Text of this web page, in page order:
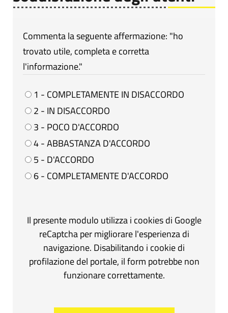
Commenta la seguente affermazione: "ho
trovato utile, completa e corretta
l'informazione."
1 - COMPLETAMENTE IN DISACCORDO
2 - IN DISACCORDO
3 - POCO D'ACCORDO
4 - ABBASTANZA D'ACCORDO
5 - D'ACCORDO
6 - COMPLETAMENTE D'ACCORDO
Il presente modulo utilizza i cookies di Google
reCaptcha per migliorare l'esperienza di
navigazione. Disabilitando i cookie di
profilazione del portale, il form potrebbe non
funzionare correttamente.